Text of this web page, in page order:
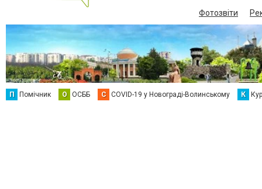
Фотозвіти
П Помічник О ОСББ C COVID-19 у Новограді-Волинському К